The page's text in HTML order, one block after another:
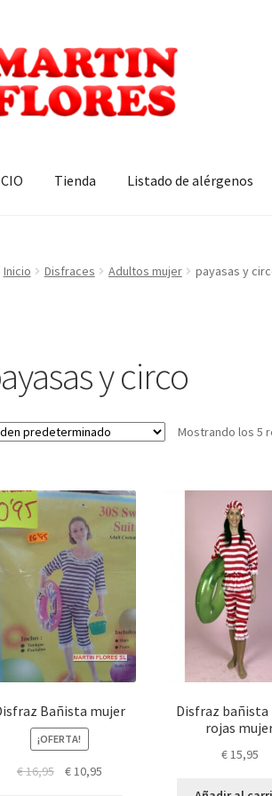
Tienda Listado de alérgenos
Inicio Disfraces Adultos mujer payasas y
y circo
Mostrando los 5
Bañista mujer
¡OFERTA!
€16,95 €10,95El
Disfraz bañista
rojas
€15,95